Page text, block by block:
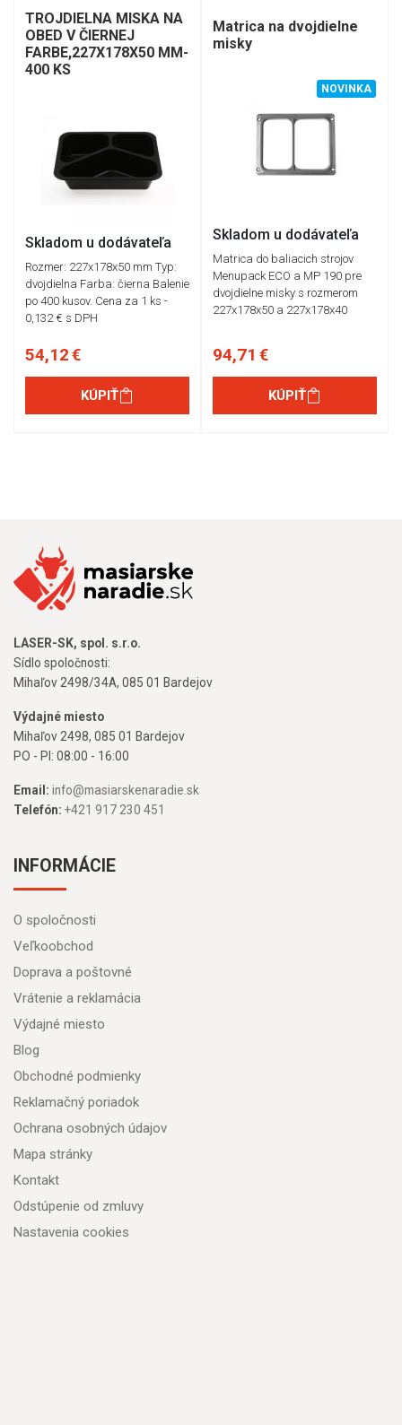
TROJDIELNA MISKA NA
OBED V ČIERNEJ
FARBE,227X178X50 MM-
400 KS
Skladom u dodávateľa
Rozmer: 227x178x50 mm Typ:
dvojdielna Farba: čierna Balenie
po 400 kusov. Cena za 1 ks -
0,132 € s DPH
54,12 €
KÚPIŤ
Matrica na dvojdielne
misky
NOVINKA
Skladom u dodávateľa
Matrica do baliacich strojov
Menupack ECO a MP 190 pre
dvojdielne misky s rozmerom
227x178x50 a 227x178x40
94,71 €
KÚPIŤ
LASER-SK, spol. s.r.o.
Sídlo spoločnosti:
Mihaľov 2498/34A, 085 01 Bardejov
Výdajné miesto
Mihaľov 2498, 085 01 Bardejov
PO - PI: 08:00 - 16:00
Email: info@masiarskenaradie.sk
Telefón: +421 917 230 451
INFORMÁCIE
O spoločnosti
Veľkoobchod
Doprava a poštovné
Vrátenie a reklamácia
Výdajné miesto
Blog
Obchodné podmienky
Reklamačný poriadok
Ochrana osobných údajov
Mapa stránky
Kontakt
Odstúpenie od zmluvy
Nastavenia cookies